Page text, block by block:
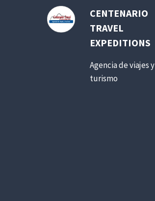
CENTENARIO
TRAVEL
EXPEDITIONS
Agencia de viajes y
turismo